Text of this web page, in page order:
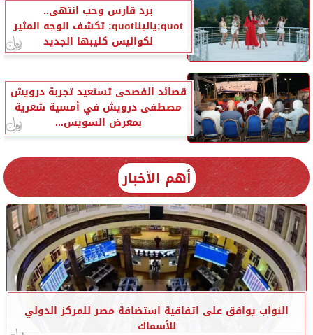
برد قارس وحب انتهى..
quot;ياليناquot; تكشف الوجه المثير
لكواليس كليبها الجديد
قصائد الفصحى تستعيد تجربة درويش
مصطفى درويش في أمسية شعرية
بمعرض السويس...
أهم الأخبار
النواب يوافق على اتفاقية استضافة مصر للمركز الدولي
للأسماك